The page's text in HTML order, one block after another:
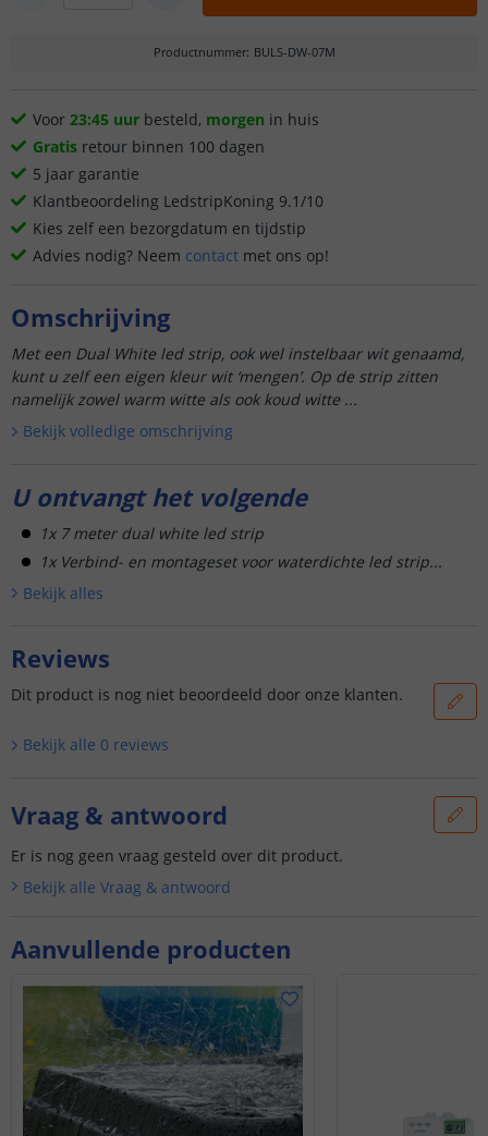
Productnummer: BULS-DW-07M
Voor 23:45 uur besteld, morgen in huis
Gratis retour binnen 100 dagen
5 jaar garantie
Klantbeoordeling LedstripKoning 9.1/10
Kies zelf een bezorgdatum en tijdstip
Advies nodig? Neem contact met ons op!
Omschrijving
Met een Dual White led strip, ook wel instelbaar wit genaamd,
kunt u zelf een eigen kleur wit ‘mengen’. Op de strip zitten
namelijk zowel warm witte als ook koud witte ...
Bekijk volledige omschrijving
U ontvangt het volgende
1x 7 meter dual white led strip
1x Verbind- en montageset voor waterdichte led strip...
Bekijk alles
Aanvullende producten
Reviews
Dit product is nog niet beoordeeld door onze klanten.
Bekijk alle 0 reviews
Vraag & antwoord
Er is nog geen vraag gesteld over dit product.
Bekijk alle Vraag & antwoord